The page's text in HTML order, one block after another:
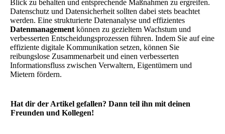
Blick zu behalten und entsprechende Maßnahmen zu ergreifen.
Datenschutz und Datensicherheit sollten dabei stets beachtet
werden. Eine strukturierte Datenanalyse und effizientes
Datenmanagementkönnen zu gezieltem Wachstum und
verbesserten Entscheidungsprozessen führen. Indem Sie auf eine
effiziente digitale Kommunikation setzen, können Sie
reibungslose Zusammenarbeit und einen verbesserten
Informationsfluss zwischen Verwaltern, Eigentümern und
Mietern fördern.
Hat dir der Artikel gefallen? Dann teil ihn mit deinen
Freunden und Kollegen!